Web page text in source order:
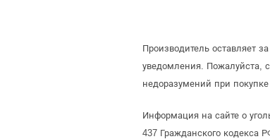
Производитель оставляет
уведомления. Пожалуйста,
недоразумений при
Информация на сайте о
437 Гражданского кодекса